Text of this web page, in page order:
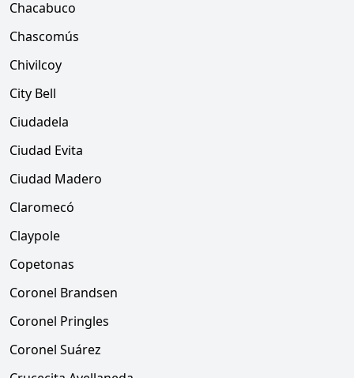
Chacabuco
Chascomús
Chivilcoy
City Bell
Ciudadela
Ciudad Evita
Ciudad Madero
Claromecó
Claypole
Copetonas
Coronel Brandsen
Coronel Pringles
Coronel Suárez